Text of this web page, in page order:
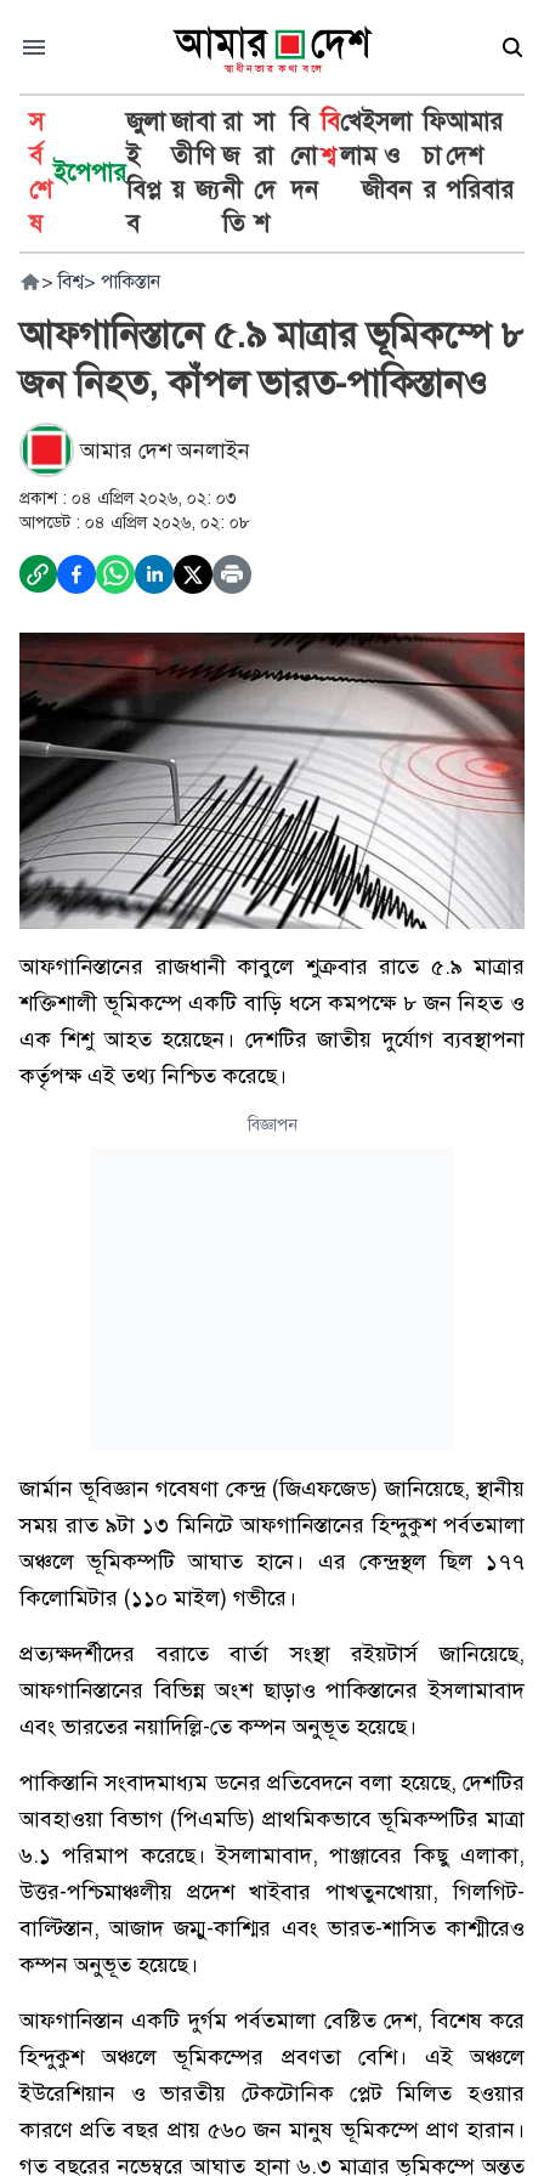
স
র্ব
শে
ষ
ইপেপার
জুলা
ই
বিপ্ল
ব
জা
তী
য়
বা
ণি
জ্য
রা
জ
নী
তি
সা
রা
দে
শ
বি
নো
দন
বি
শ্ব
খে
লা
ইসলা
ম ও
জীবন
ফি
চা
র
আমার
দেশ
পরিবার
> বিশ্ব> পাকিস্তান
আফগানিস্তানে ৫.৯ মাত্রার ভূমিকম্পে ৮
জন নিহত, কাঁপল ভারত-পাকিস্তানও
আমার দেশ অনলাইন
প্রকাশ : ০৪ এপ্রিল ২০২৬, ০২: ০৩
আপডেট : ০৪ এপ্রিল ২০২৬, ০২: ০৮
আফগানিস্তানের রাজধানী কাবুলে শুক্রবার রাতে ৫.৯ মাত্রার
শক্তিশালী ভূমিকম্পে একটি বাড়ি ধসে কমপক্ষে ৮ জন নিহত ও
এক শিশু আহত হয়েছেন। দেশটির জাতীয় দুর্যোগ ব্যবস্থাপনা
কর্তৃপক্ষ এই তথ্য নিশ্চিত করেছে।
বিজ্ঞাপন
জার্মান ভূবিজ্ঞান গবেষণা কেন্দ্র (জিএফজেড) জানিয়েছে, স্থানীয়
সময় রাত ৯টা ১৩ মিনিটে আফগানিস্তানের হিন্দুকুশ পর্বতমালা
অঞ্চলে ভূমিকম্পটি আঘাত হানে। এর কেন্দ্রস্থল ছিল ১৭৭
কিলোমিটার (১১০ মাইল) গভীরে।
প্রত্যক্ষদর্শীদের বরাতে বার্তা সংস্থা র‍ইয়টার্স জানিয়েছে,
আফগানিস্তানের বিভিন্ন অংশ ছাড়াও পাকিস্তানের ইসলামাবাদ
এবং ভারতের নয়াদিল্লি-তে কম্পন অনুভূত হয়েছে।
পাকিস্তানি সংবাদমাধ্যম ডনের প্রতিবেদনে বলা হয়েছে, দেশটির
আবহাওয়া বিভাগ (পিএমডি) প্রাথমিকভাবে ভূমিকম্পটির মাত্রা
৬.১ পরিমাপ করেছে। ইসলামাবাদ, পাঞ্জাবের কিছু এলাকা,
উত্তর-পশ্চিমাঞ্চলীয় প্রদেশ খাইবার পাখতুনখোয়া, গিলগিট-
বাল্টিস্তান, আজাদ জম্মু-কাশ্মির এবং ভারত-শাসিত কাশ্মীরেও
কম্পন অনুভূত হয়েছে।
আফগানিস্তান একটি দুর্গম পর্বতমালা বেষ্টিত দেশ, বিশেষ করে
হিন্দুকুশ অঞ্চলে ভূমিকম্পের প্রবণতা বেশি। এই অঞ্চলে
ইউরেশিয়ান ও ভারতীয় টেকটোনিক প্লেট মিলিত হওয়ার
কারণে প্রতি বছর প্রায় ৫৬০ জন মানুষ ভূমিকম্পে প্রাণ হারান।
গত বছরের নভেম্বরে আঘাত হানা ৬.৩ মাত্রার ভূমিকম্পে অন্তত